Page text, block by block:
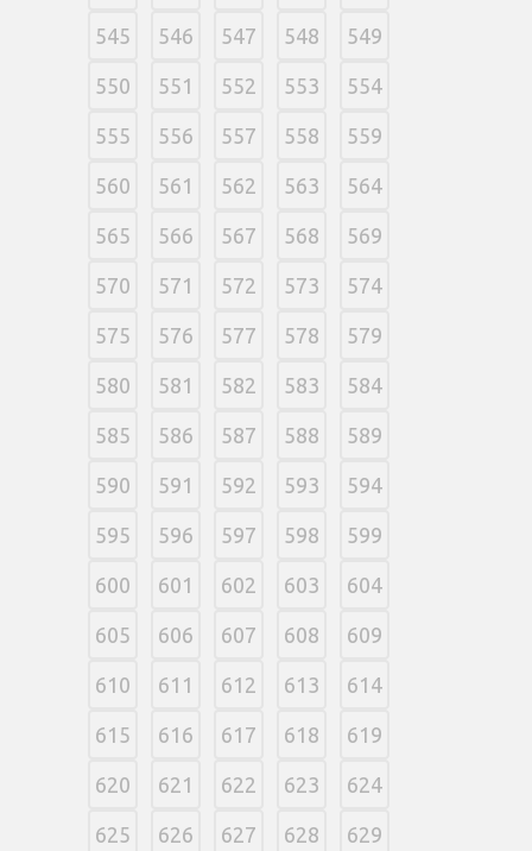
545 546 547 548 549
550 551 552 553 554
555 556 557 558 559
560 561 562 563 564
565 566 567 568 569
570 571 572 573 574
575 576 577 578 579
580 581 582 583 584
585 586 587 588 589
590 591 592 593 594
595 596 597 598 599
600 601 602 603 604
605 606 607 608 609
610 611 612 613 614
615 616 617 618 619
620 621 622 623 624
625 626 627 628 629